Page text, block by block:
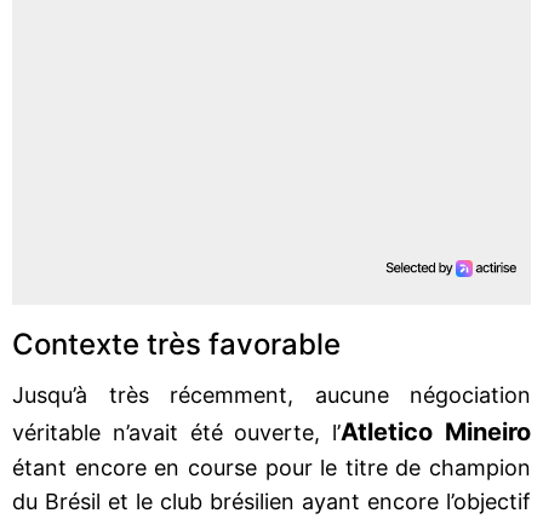
Contexte très favorable
Jusqu’à très récemment, aucune négociation
véritable n’avait été ouverte, l’Atletico Mineiro
étant encore en course pour le titre de champion
du Brésil et le club brésilien ayant encore l’objectif